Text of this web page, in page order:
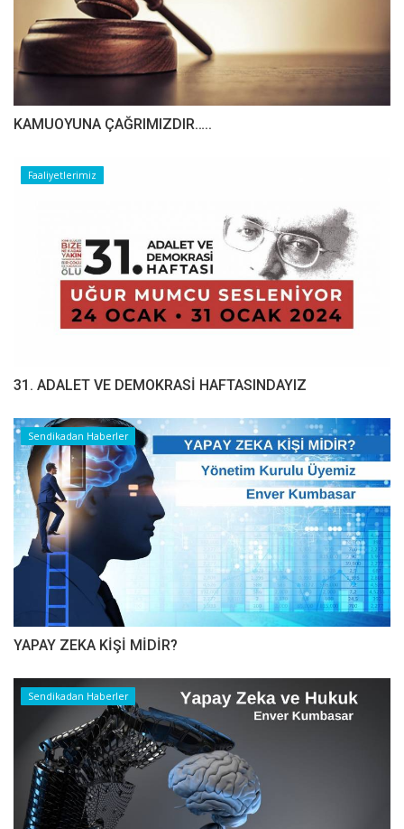
​​​​​​​KAMUOYUNA ÇAĞRIMIZDIR…..
Faaliyetlerimiz
31. ADALET VE DEMOKRASİ HAFTASINDAYIZ
Sendikadan Haberler
YAPAY ZEKA KİŞİ MİDİR?
Sendikadan Haberler